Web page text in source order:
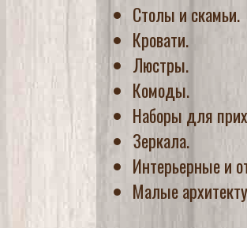
Столы и скамьи.
Кровати.
Люстры.
Комоды.
Наборы для
Зеркала.
Интерьерные и
Малые